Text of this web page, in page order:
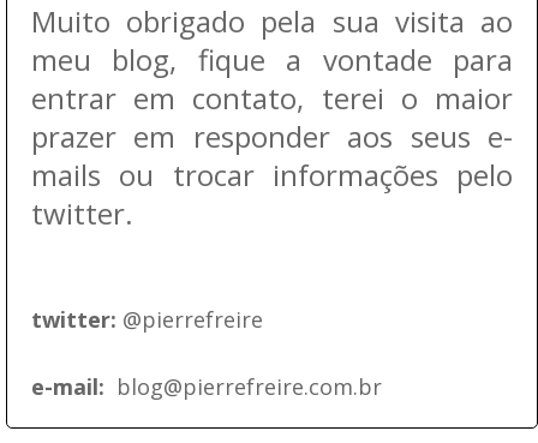
Muito obrigado pela sua visita ao
meu blog, fique a vontade para
entrar em contato, terei o maior
prazer em responder aos seus e-
mails ou trocar informações pelo
twitter.
twitter: @pierrefreire
e-mail: blog@pierrefreire.com.br